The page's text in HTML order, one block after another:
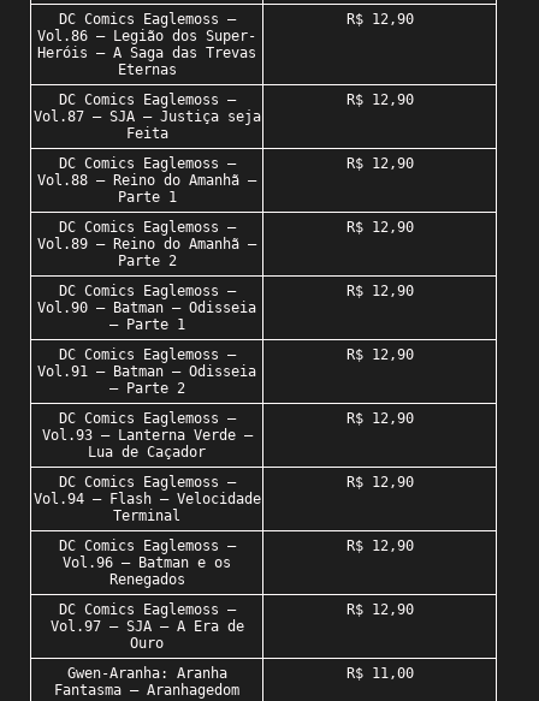
DC Comics Eaglemoss –
Vol.86 – Legião dos Super-
Heróis – A Saga das Trevas
Eternas
R$ 12,90
DC Comics Eaglemoss –
Vol.87 – SJA – Justiça seja
Feita
R$ 12,90
DC Comics Eaglemoss –
Vol.88 – Reino do Amanhã –
Parte 1
R$ 12,90
DC Comics Eaglemoss –
Vol.89 – Reino do Amanhã –
Parte 2
R$ 12,90
DC Comics Eaglemoss –
Vol.90 – Batman – Odisseia
– Parte 1
R$ 12,90
DC Comics Eaglemoss –
Vol.91 – Batman – Odisseia
– Parte 2
R$ 12,90
DC Comics Eaglemoss –
Vol.93 – Lanterna Verde –
Lua de Caçador
R$ 12,90
DC Comics Eaglemoss –
Vol.94 – Flash – Velocidade
Terminal
R$ 12,90
DC Comics Eaglemoss –
Vol.96 – Batman e os
Renegados
R$ 12,90
DC Comics Eaglemoss –
Vol.97 – SJA – A Era de
Ouro
R$ 12,90
Gwen-Aranha: Aranha
Fantasma – Aranhagedom
R$ 11,00